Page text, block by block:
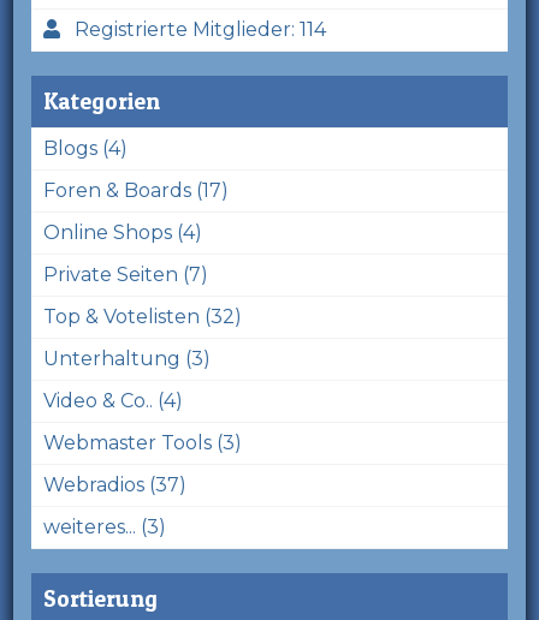
Registrierte Mitglieder: 114
Kategorien
Blogs (4)
Foren & Boards (17)
Online Shops (4)
Private Seiten (7)
Top & Votelisten (32)
Unterhaltung (3)
Video & Co.. (4)
Webmaster Tools (3)
Webradios (37)
weiteres... (3)
Sortierung